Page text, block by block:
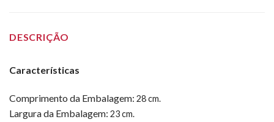
DESCRIÇÃO
Características
Comprimento da Embalagem: 28 cm.
Largura da Embalagem: 23 cm.